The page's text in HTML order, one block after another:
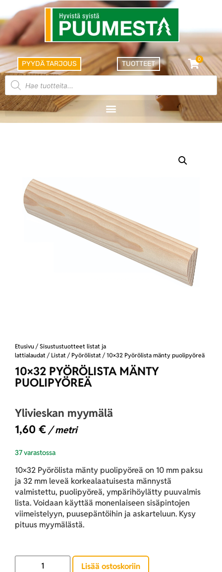
PYYDÄ TARJOUS TUOTTEET
0
Etusivu / Sisustustuotteet listat ja
lattialaudat / Listat / Pyörölistat / 10×32 Pyörölista mänty puolipyöreä
10×32 PYÖRÖLISTA MÄNTY
PUOLIPYÖREÄ
Ylivieskan myymälä
1,60 € / metri
37 varastossa
10×32 Pyörölista mänty puolipyöreä on 10 mm paksu
ja 32 mm leveä korkealaatuisesta männystä
valmistettu, puolipyöreä, ympärihöylätty puuvalmis
lista. Voidaan käyttää monenlaiseen sisäpintojen
viimeistelyyn, puusepäntöihin ja askarteluun. Kysy
pituus myymälästä.
Lisää ostoskoriin